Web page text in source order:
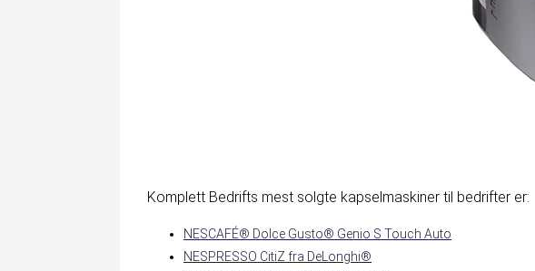
Komplett Bedrifts mest solgte kapselmaskiner til bedrifter er:
NESCAFÉ® Dolce Gusto® Genio S Touch Auto
NESPRESSO CitiZ fra DeLonghi®